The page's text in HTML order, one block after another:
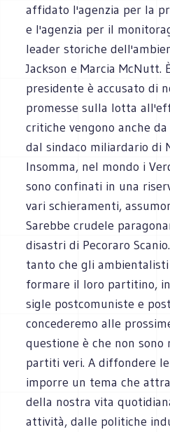
affidato l'agenzia per la
e l'agenzia per il
leader storiche
Jackson e Marcia McNutt.
presidente è accusato di
promesse sulla lotta
critiche vengono anche
dal sindaco miliardario di
Insomma, nel mondo i
sono confinati in una
vari schieramenti,
Sarebbe crudele
disastri di Pecoraro
tanto che gli
formare il loro partitino,
sigle postcomuniste e
concederemo alle
questione è che non
partiti veri. A diffondere
imporre un tema che
della nostra vita
attività, dalle politiche